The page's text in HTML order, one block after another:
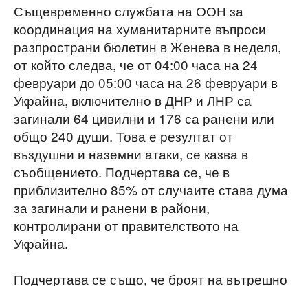
Същевременно службата на ООН за
координация на хуманитарните въпроси
разпространи бюлетин в Женева в неделя,
от който следва, че от 04:00 часа на 24
февруари до 05:00 часа на 26 февруари в
Украйна, включително в ДНР и ЛНР са
загинали 64 цивилни и 176 са ранени или
общо 240 души. Това е резултат от
въздушни и наземни атаки, се казва в
съобщението. Подчертава се, че в
приблизително 85% от случаите става дума
за загинали и ранени в райони,
контролирани от правителството на
Украйна.
Подчертава се също, че броят на вътрешно